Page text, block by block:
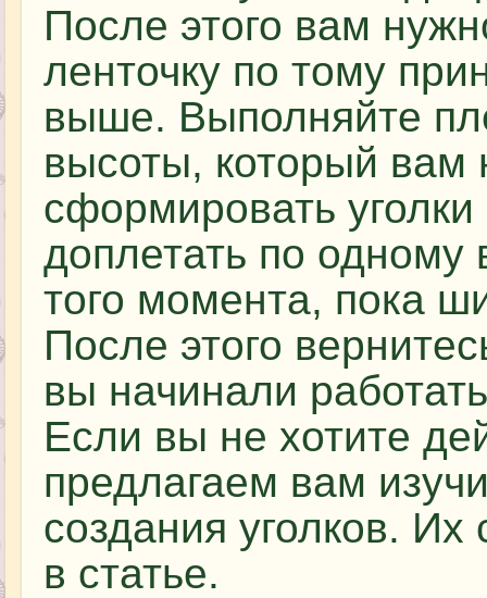
После этого вам
ленточку по тому
выше. Выполняйте
высоты, который
сформировать
доплетать по одному
того момента, пока
После этого
вы начинали
Если вы не хотите
предлагаем вам
создания уголков.
в статье.